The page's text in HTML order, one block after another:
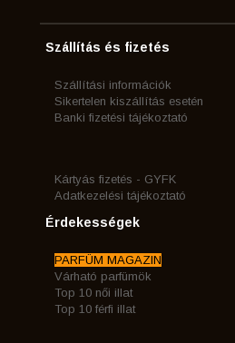
Szállítás és fizetés
Szállítási információk
Sikertelen kiszállítás esetén
Banki fizetési tájékoztató
Kártyás fizetés - GYFK
Adatkezelési tájékoztató
Érdekességek
PARFÜM MAGAZIN
Várható parfümök
Top 10 női illat
Top 10 férfi illat